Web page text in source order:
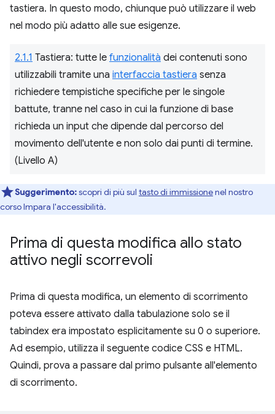
tastiera. In questo modo, chiunque può utilizzare il web
nel modo più adatto alle sue esigenze.
2.1.1 Tastiera: tutte le funzionalità dei contenuti sono
utilizzabili tramite una interfaccia tastiera senza
richiedere tempistiche specifiche per le singole
battute, tranne nel caso in cui la funzione di base
richieda un input che dipende dal percorso del
movimento dell'utente e non solo dai punti di termine.
(Livello A)
Suggerimento:scopri di più sul tasto di immissionenel nostro
corso Impara l'accessibilità.
Prima di questa modifica allo stato
attivo negli scorrevoli
Prima di questa modifica, un elemento di scorrimento
poteva essere attivato dalla tabulazione solo se il
tabindex era impostato esplicitamente su 0 o superiore.
Ad esempio, utilizza il seguente codice CSS e HTML.
Quindi, prova a passare dal primo pulsante all'elemento
di scorrimento.